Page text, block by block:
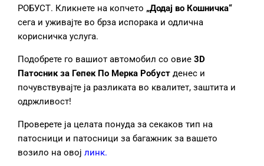
РОБУСТ. Кликнете на копчето „Додај во Кошничка“
сега и уживајте во брза испорака и одлична
корисничка услуга.
Подобрете го вашиот автомобил со овие 3D
Патосник за ГепекПо Мерка Робуст денес и
почувствувајте ја разликата во квалитет, заштита и
одржливост!
Проверете ја целата понуда за секаков тип на
патосници и патосници за багажник за вашето
возило на овој линк.